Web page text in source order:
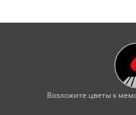
Возложите цветы к